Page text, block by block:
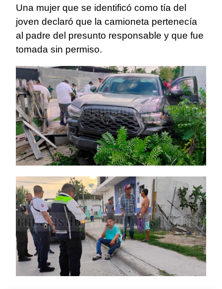
Una mujer que se identificó como tía del
joven declaró que la camioneta pertenecía
al padre del presunto responsable y que fue
tomada sin permiso.